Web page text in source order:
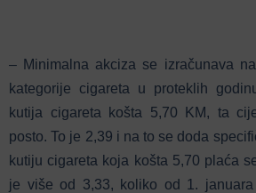
– Minimalna akciza se izračunava
kategorije cigareta u proteklih
kutija cigareta košta 5,70 KM, ta
posto. To je 2,39 i na to se doda
kutiju cigareta koja košta 5,70 plaća
je više od 3,33, koliko od 1.